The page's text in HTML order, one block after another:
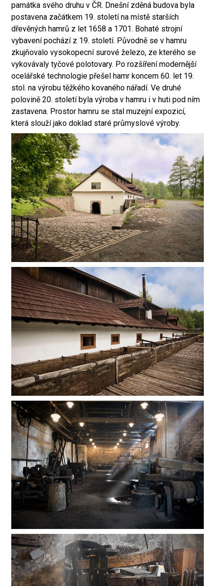
památka svého druhu v ČR. Dnešní zděná budova byla
postavena začátkem 19. století na místě starších
dřevěných hamrů z let 1658 a 1701. Bohaté strojní
vybavení pochází z 19. století. Původně se v hamru
zkujňovalo vysokopecní surové železo, ze kterého se
vykovávaly tyčové polotovary. Po rozšíření modernější
ocelářské technologie přešel hamr koncem 60. let 19.
stol. na výrobu těžkého kovaného nářadí. Ve druhé
polovině 20. století byla výroba v hamru i v huti pod ním
zastavena. Prostor hamru se stal muzejní expozicí,
která slouží jako doklad staré průmyslové výroby.